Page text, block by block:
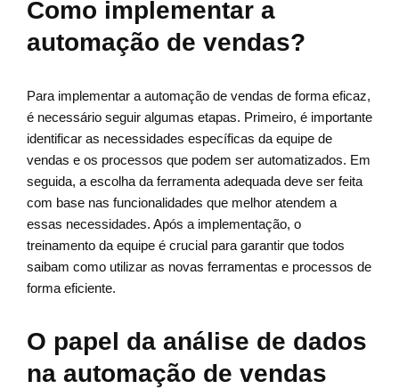
Como implementar a
automação de vendas?
Para implementar a automação de vendas de forma eficaz,
é necessário seguir algumas etapas. Primeiro, é importante
identificar as necessidades específicas da equipe de
vendas e os processos que podem ser automatizados. Em
seguida, a escolha da ferramenta adequada deve ser feita
com base nas funcionalidades que melhor atendem a
essas necessidades. Após a implementação, o
treinamento da equipe é crucial para garantir que todos
saibam como utilizar as novas ferramentas e processos de
forma eficiente.
O papel da análise de dados
na automação de vendas